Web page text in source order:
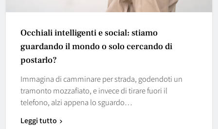
Occhiali intelligenti e social: stiamo
guardando il mondo o solo cercando di
postarlo?
Immagina di camminare per strada, godendoti un
tramonto mozzafiato, e invece di tirare fuori il
telefono, alzi appena lo sguardo…
Leggi tutto